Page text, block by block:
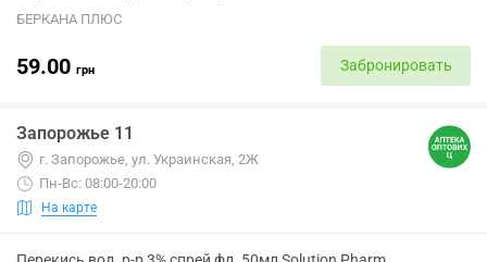
БЕРКАНА ПЛЮС
59.00 грн Забронировать
Запорожье 11
г. Запорожье, ул. Украинская, 2Ж
Пн-Вс: 08:00-20:00
На карте